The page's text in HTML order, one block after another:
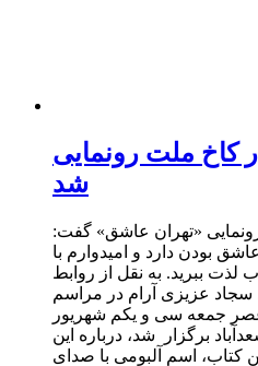
کاخ ملت رونمایی
شد
«تهران عاشق» گفت:
بودن دارد و امیدوارم با
لذت ببرید. به نقل از روابط
عزیزی آرام در مراسم
جمعه سی‌ و یکم شهریور
برگزار شد، درباره این